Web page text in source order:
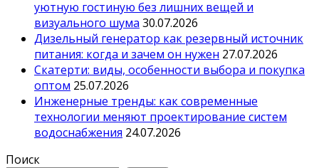
уютную гостиную без лишних вещей и
визуального шума 30.07.2026
Дизельный генератор как резервный источник
питания: когда и зачем он нужен 27.07.2026
Скатерти: виды, особенности выбора и покупка
оптом 25.07.2026
Инженерные тренды: как современные
технологии меняют проектирование систем
водоснабжения 24.07.2026
Поиск